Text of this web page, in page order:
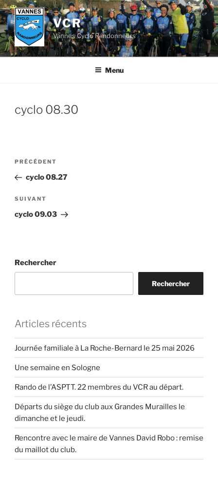
Aller
au
contenu
principal
VCR
Vannes Cyclo Randonneurs
Menu
cyclo 08.30
Navigation
l’article
Article
précédent
PRÉCÉDENT
cyclo 08.27
Article
suivant
SUIVANT
cyclo 09.03
Rechercher
Rechercher
Articles récents
Journée familiale à La Roche-Bernard le 25 mai 2026
Une semaine en Sologne
Rando de l’ASPTT. 22 membres du VCR au départ.
Départs du siège du club aux Grandes Murailles le
dimanche et le jeudi.
Rencontre avec le maire de Vannes David Robo : remise
du maillot du club.